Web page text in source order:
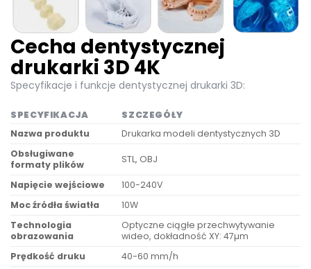
Cecha dentystycznej
drukarki 3D 4K
Specyfikacje i funkcje dentystycznej drukarki 3D:
SPECYFIKACJA
SZCZEGÓŁY
Nazwa produktu
Drukarka modeli dentystycznych 3D
Obsługiwane
formaty plików
STL, OBJ
Napięcie wejściowe
100-240V
Moc źródła światła
10W
Technologia
obrazowania
Optyczne ciągłe przechwytywanie
wideo, dokładność XY: 47µm
Prędkość druku
40-60 mm/h